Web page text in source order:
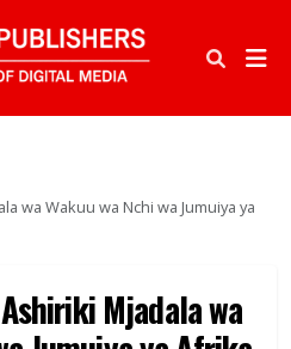
wa Wakuu wa Nchi wa Jumuiya ya
Mjadala wa